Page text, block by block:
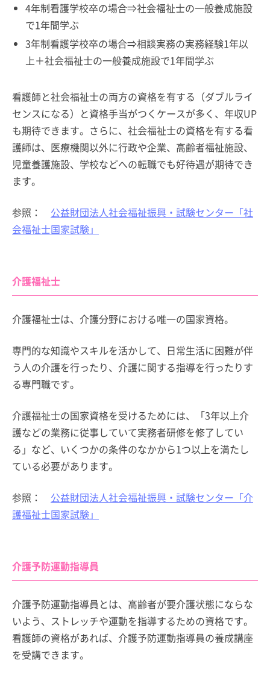
4年制看護学校卒の場合⇒社会福祉士の一般養成施設
で1年間学ぶ
3年制看護学校卒の場合⇒相談実務の実務経験1年以
上＋社会福祉士の一般養成施設で1年間学ぶ
看護師と社会福祉士の両方の資格を有する（ダブルライ
センスになる）と資格手当がつくケースが多く、年収UP
も期待できます。さらに、社会福祉士の資格を有する看
護師は、医療機関以外に行政や企業、高齢者福祉施設、
児童養護施設、学校などへの転職でも好待遇が期待でき
ます。
参照： 公益財団法人社会福祉振興・試験センター「社
会福祉士国家試験」
介護福祉士
介護福祉士は、介護分野における唯一の国家資格。
専門的な知識やスキルを活かして、日常生活に困難が伴
う人の介護を行ったり、介護に関する指導を行ったりす
る専門職です。
介護福祉士の国家資格を受けるためには、「3年以上介
護などの業務に従事していて実務者研修を修了してい
る」など、いくつかの条件のなかから1つ以上を満たし
ている必要があります。
参照： 公益財団法人社会福祉振興・試験センター「介
護福祉士国家試験」
介護予防運動指導員
介護予防運動指導員とは、高齢者が要介護状態にならな
いよう、ストレッチや運動を指導するための資格です。
看護師の資格があれば、介護予防運動指導員の養成講座
を受講できます。